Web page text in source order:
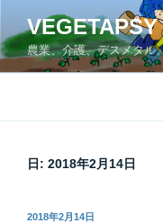
テ
ン
へ
VEGETAPSY
農業、介護、デスメタル
日: 2018年2月14日
投
2018年2月14日